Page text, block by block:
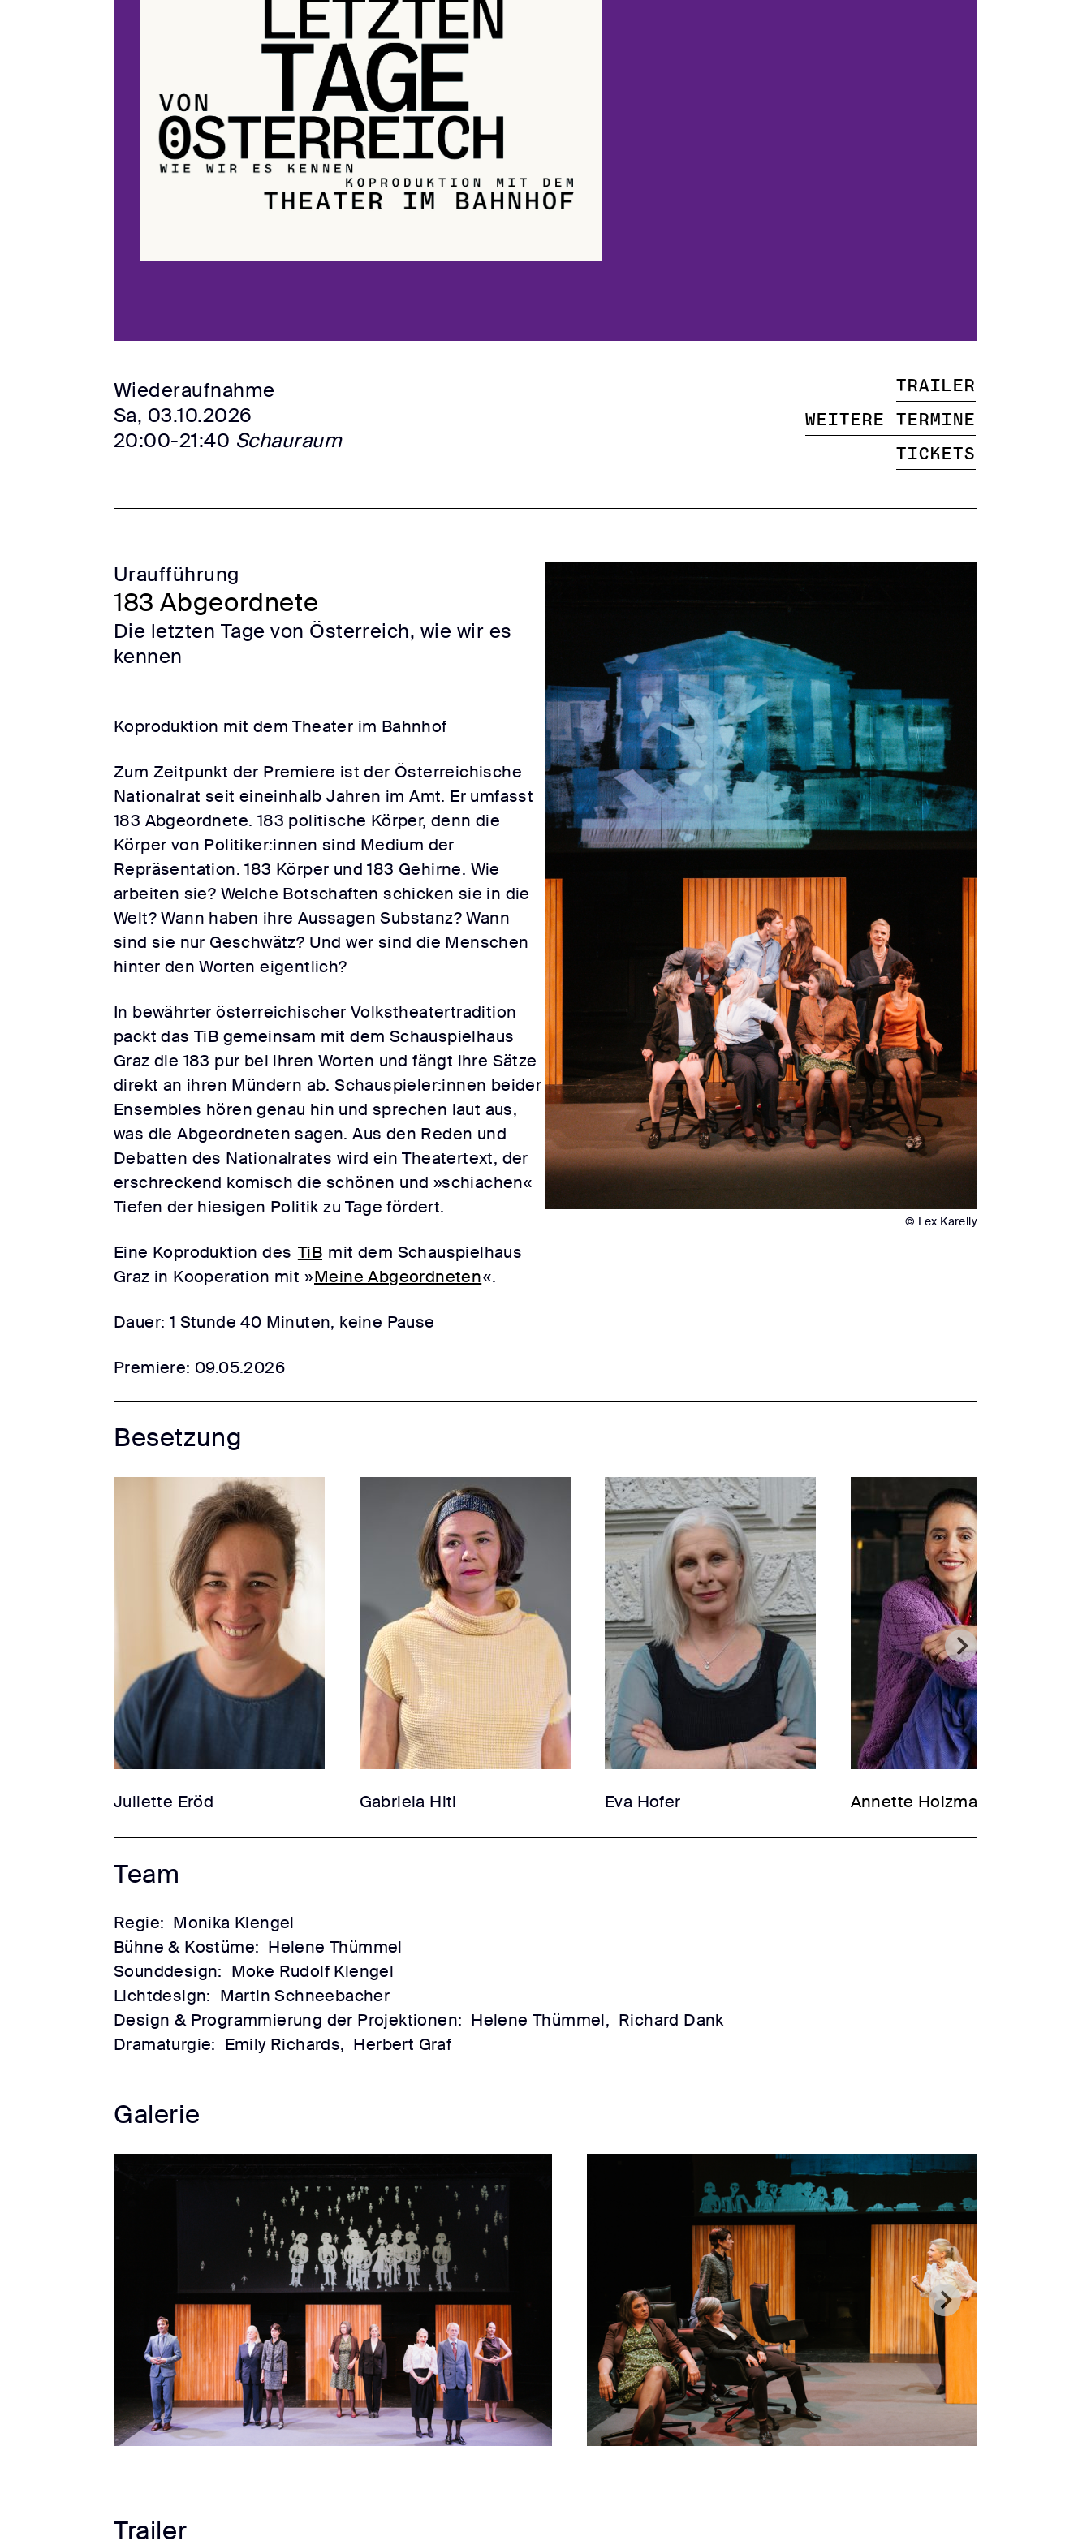
Wiederaufnahme
Sa, 03.10.2026
20:00-21:40 Schauraum
Trailer
Weitere Termine
Tickets
Uraufführung
183 Abgeordnete
Die letzten Tage von Österreich, wie wir es
kennen
Koproduktion mit dem Theater im Bahnhof
Zum Zeitpunkt der Premiere ist der Österreichische
Nationalrat seit eineinhalb Jahren im Amt. Er umfasst
183 Abgeordnete. 183 politische Körper, denn die
Körper von Politiker:innen sind Medium der
Repräsentation. 183 Körper und 183 Gehirne. Wie
arbeiten sie? Welche Botschaften schicken sie in die
Welt? Wann haben ihre Aussagen Substanz? Wann
sind sie nur Geschwätz? Und wer sind die Menschen
hinter den Worten eigentlich?
In bewährter österreichischer Volkstheatertradition
packt das TiB gemeinsam mit dem Schauspielhaus
Graz die 183 pur bei ihren Worten und fängt ihre Sätze
direkt an ihren Mündern ab. Schauspieler:innen beider
Ensembles hören genau hin und sprechen laut aus,
was die Abgeordneten sagen. Aus den Reden und
Debatten des Nationalrates wird ein Theatertext, der
erschreckend komisch die schönen und »schiachen«
Tiefen der hiesigen Politik zu Tage fördert.
Eine Koproduktion des TiB mit dem Schauspielhaus
Graz in Kooperation mit »Meine Abgeordneten«.
Dauer: 1 Stunde 40 Minuten, keine Pause
Premiere: 09.05.2026
© Lex Karelly
Besetzung
Juliette Eröd Gabriela Hiti Eva Hofer Annette Holzmann
Team
Regie: Monika Klengel
Bühne & Kostüme: Helene Thümmel
Sounddesign: Moke Rudolf Klengel
Lichtdesign: Martin Schneebacher
Design & Programmierung der Projektionen: Helene Thümmel, Richard Dank
Dramaturgie: Emily Richards, Herbert Graf
Galerie
Trailer